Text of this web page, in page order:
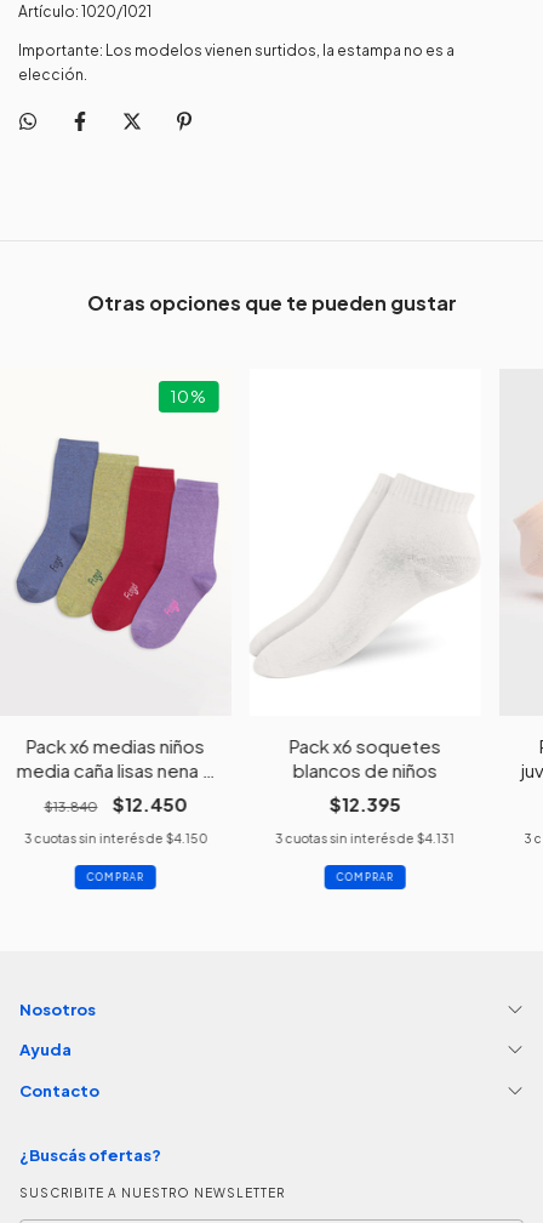
Artículo: 1020/1021
Importante: Los modelos vienen surtidos, la estampa no es a
elección.
Otras opciones que te pueden gustar
10%
Pack x6 medias niños
media caña lisas nena o
varón
$13.840 $12.450
3cuotas sin interés de $4.150
COMPRAR
Pack x6 soquetes
blancos de niños
$12.395
3 cuotas sin interés de $4.131
COMPRAR
3
Nosotros
Ayuda
Contacto
¿Buscás ofertas?
SUSCRIBITE A NUESTRO NEWSLETTER